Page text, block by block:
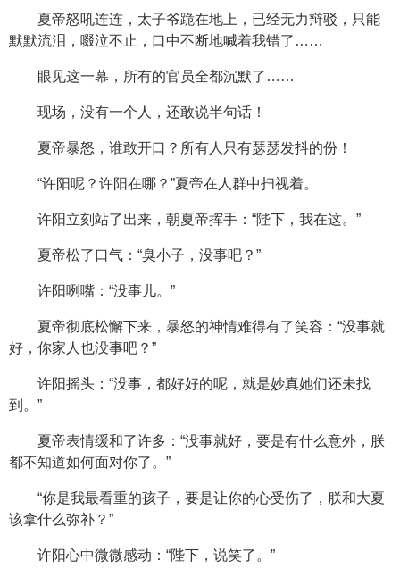
夏帝怒吼连连，太子爷跪在地上，已经无力辩驳，只能
默默流泪，啜泣不止，口中不断地喊着我错了……
眼见这一幕，所有的官员全都沉默了……
现场，没有一个人，还敢说半句话！
夏帝暴怒，谁敢开口？所有人只有瑟瑟发抖的份！
“许阳呢？许阳在哪？”夏帝在人群中扫视着。
许阳立刻站了出来，朝夏帝挥手：“陛下，我在这。”
夏帝松了口气：“臭小子，没事吧？”
许阳咧嘴：“没事儿。”
夏帝彻底松懈下来，暴怒的神情难得有了笑容：“没事就
好，你家人也没事吧？”
许阳摇头：“没事，都好好的呢，就是妙真她们还未找
到。”
夏帝表情缓和了许多：“没事就好，要是有什么意外，朕
都不知道如何面对你了。”
“你是我最看重的孩子，要是让你的心受伤了，朕和大夏
该拿什么弥补？”
许阳心中微微感动：“陛下，说笑了。”